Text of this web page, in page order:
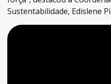
Sustentabilidade, Edislene